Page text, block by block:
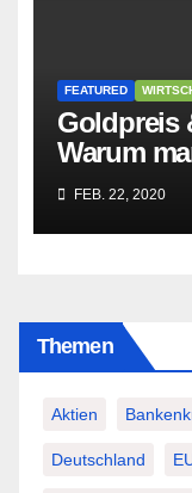
FEATURED
Goldpreis
Warum
besser
FEB. 22, 2020
Themen
Aktien
Deutschland